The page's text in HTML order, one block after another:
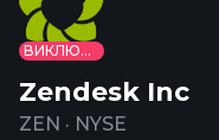
ВИКЛЮЧЕНО
Zendesk Inc
ZEN · NYSE